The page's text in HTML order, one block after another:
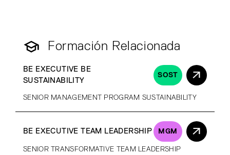
Formación Relacionada
BE EXECUTIVE BE
SUSTAINABILITY
SOST
SENIOR MANAGEMENT PROGRAM SUSTAINABILITY
BE EXECUTIVE TEAM LEADERSHIP MGM
SENIOR TRANSFORMATIVE TEAM LEADERSHIP